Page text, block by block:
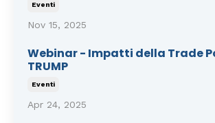
Eventi
Nov 15, 2025
Webinar - Impatti della Trade
TRUMP
Eventi
Apr 24, 2025